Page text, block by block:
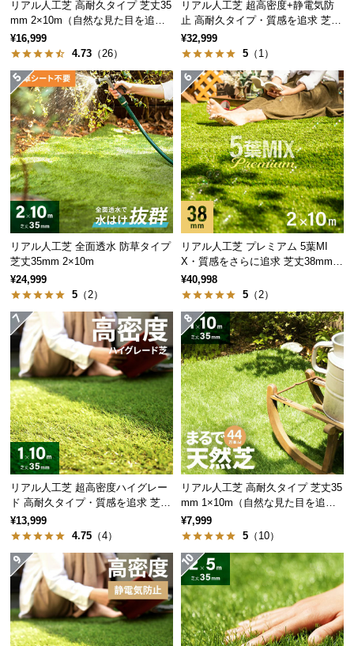
お
客
様
サ
ポ
ー
ト
お
ら
せ
ブ
ロ
グ
企
業
情
報
リアル人工芝 高耐久タイプ 芝丈35
mm 2×10m（自然な見た目を追
求・U字ピン付属）
¥16,999
4.73 （26）
リアル人工芝 超高密度+静電気防
止 高耐久タイプ・質感を追求 芝丈
35mm 2×10m
¥32,999
5 （1）
リアル人工芝 全面透水 防草タイプ
芝丈35mm 2×10m
¥24,999
5 （2）
リアル人工芝 プレミアム 5葉MI
X・質感をさらに追求 芝丈38mm 2
×10m
¥40,998
5 （2）
リアル人工芝 超高密度ハイグレー
ド 高耐久タイプ・質感を追求 芝丈
35mm 1×10m
¥13,999
4.75 （4）
リアル人工芝 高耐久タイプ 芝丈35
mm 1×10m（自然な見た目を追
求・U字ピン付属）
¥7,999
5 （10）